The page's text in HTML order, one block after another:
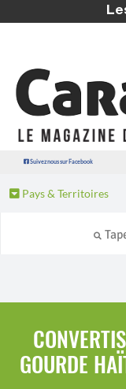
Suivez nous sur Facebook
Pays & Territoires
GOURDE